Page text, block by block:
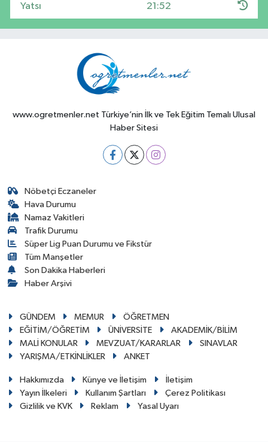
Yatsı 21:52
www.ogretmenler.net Türkiye’nin İlk ve Tek Eğitim Temalı Ulusal
Haber Sitesi
Nöbetçi Eczaneler
Hava Durumu
Namaz Vakitleri
Trafik Durumu
Süper Lig Puan Durumu ve Fikstür
Tüm Manşetler
Son Dakika Haberleri
Haber Arşivi
GÜNDEM MEMUR
ÖĞRETMEN
EĞİTİM/ÖĞRETİM
ÜNİVERSİTE
AKADEMİK/BİLİM
MALİ KONULAR
MEVZUAT/KARARLAR
SINAVLAR
YARIŞMA/ETKİNLİKLER
ANKET
Hakkımızda Künye ve İletişim
İletişim
Yayın İlkeleri
Kullanım Şartları
Çerez Politikası
Gizlilik ve KVK
Reklam Yasal Uyarı